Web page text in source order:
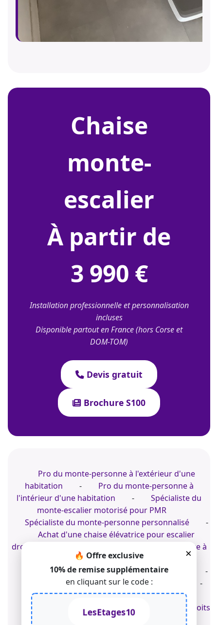
chaise
monte-
escalier
À partir de
3 990 €
Installation professionnelle et personnalisation
incluses
Disponible partout en France (hors Corse et
DOM-TOM)
Devis gratuit
Brochure S100
×
🔥 Offre exclusive
10% de remise supplémentaire
en cliquant sur le code :
LesEtages10
Pro du monte-personne à l'extérieur d'une
habitation
-
Pro du monte-personne à
l'intérieur d'une habitation
-
Spécialiste du
monte-escalier motorisé pour PMR
Spécialiste du monte-personne personnalisé
-
Achat d'une chaise élévatrice pour escalier
droit
Achat d'un monte-escalier électrique à
Epinal
Acheter une chaise motorisée personnalisée
-
Acheter un monte-escalier droit extérieur
-
Acheter un monte-escalier droit intérieur
© 2022-2026 TK Home Solutions - CGV - Tous droits
réservés